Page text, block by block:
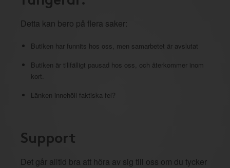
Detta kan bero på flera saker:
Butiken har funnits hos oss, men samarbetet är avslutat
Butiken är tillfälligt pausad hos oss, och återkommer inom
kort.
Länken innehöll faktiska fel?
Support
Det går alltid bra att höra av sig till oss om du tycker